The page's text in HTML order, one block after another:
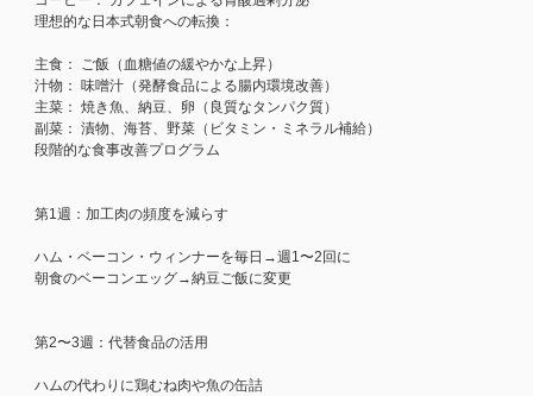
理想的な日本式朝食への転換：
主食： ご飯（血糖値の緩やかな上昇）
汁物： 味噌汁（発酵食品による腸内環境改善）
主菜： 焼き魚、納豆、卵（良質なタンパク質）
副菜： 漬物、海苔、野菜（ビタミン・ミネラル補給）
段階的な食事改善プログラム
第1週：加工肉の頻度を減らす
ハム・ベーコン・ウィンナーを毎日→週1〜2回に
朝食のベーコンエッグ→納豆ご飯に変更
第2〜3週：代替食品の活用
ハムの代わりに鶏むね肉や魚の缶詰